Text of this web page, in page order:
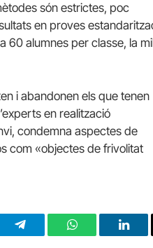
són estrictes, poc
en proves
60 alumnes per classe, la
i abandonen els que tenen
en realització
condemna aspectes de
com «objectes de frivolitat
Telegram WhatsApp